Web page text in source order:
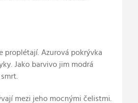
proplétají. Azurová pokrývka
Jako barvivo jim modrá
mezi jeho mocnými čelistmi.